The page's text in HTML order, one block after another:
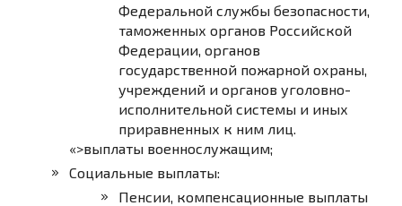
Федеральной службы безопасности,
таможенных органов Российской
Федерации, органов
государственной пожарной охраны,
учреждений и органов уголовно-
исполнительной системы и иных
приравненных к ним лиц.
«>выплаты военнослужащим;
Социальные выплаты:
Пенсии, компенсационные выплаты